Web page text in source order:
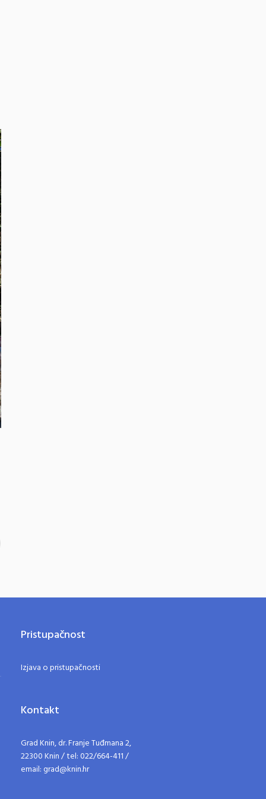
Pristupačnost
Izjava o pristupačnosti
Kontakt
Grad Knin, dr. Franje Tuđmana 2,
22300 Knin / tel: 022/664-411 /
email: grad@knin.hr